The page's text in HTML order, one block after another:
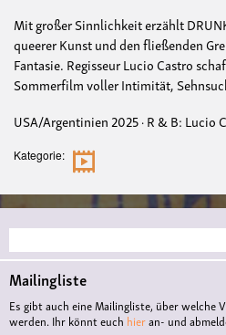
Mit großer Sinnlichkeit erzählt
queerer Kunst und den fließenden
Fantasie. Regisseur Lucio Castro
Sommerfilm voller Intimität,
USA/Argentinien 2025 · R & B: Lucio
Kategorie
Suche
Mailingliste
Es gibt auch eine Mailingliste, über welche
werden. Ihr könnt euch hieran- und